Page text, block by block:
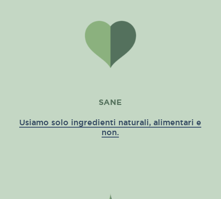
SANE
Usiamo solo ingredienti naturali, alimentari e
non.